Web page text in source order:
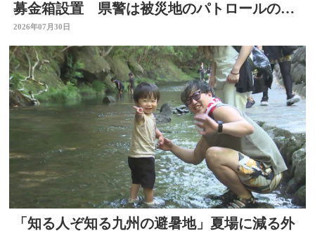
募金箱設置 県警は被災地のパトロールのた
め部隊を派遣
2026年07月30日
「知る人ぞ知る九州の避暑地」夏場に減る外